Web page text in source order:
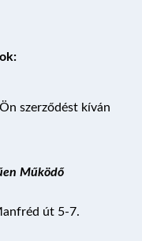
szerződést kíván
Működő
út 5-7.